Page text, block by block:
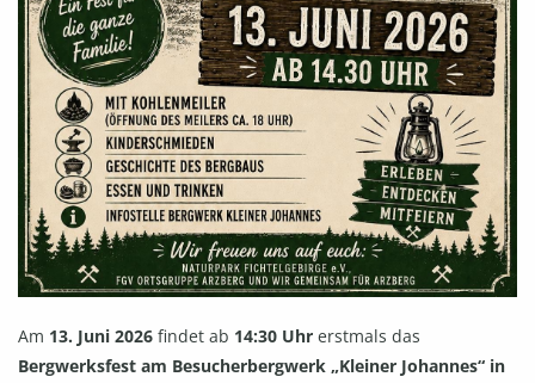
Am 13. Juni 2026 findet ab 14:30 Uhr erstmals das
Bergwerksfest am Besucherbergwerk „Kleiner Johannes“ in